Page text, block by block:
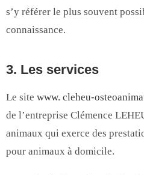
s’y référer le plus souvent
connaissance.
3. Les services
Le site www. cleheu-
de l’entreprise Clémence
animaux qui exerce des
pour animaux à domicile.